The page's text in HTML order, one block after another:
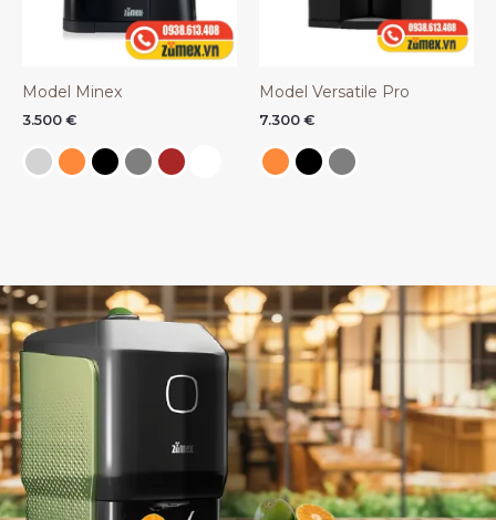
Model Minex
3.500 €
Model Versatile Pro
7.300 €